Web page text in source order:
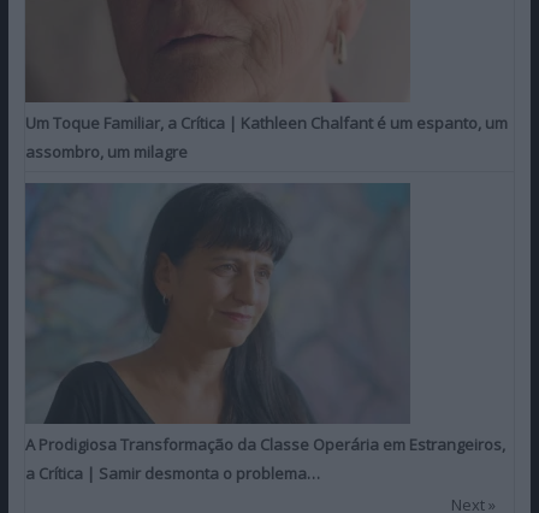
Um Toque Familiar, a Crítica | Kathleen Chalfant é um espanto, um
assombro, um milagre
A Prodigiosa Transformação da Classe Operária em Estrangeiros,
a Crítica | Samir desmonta o problema…
Next »